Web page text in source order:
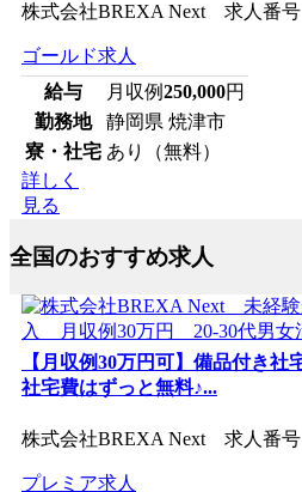
株式会社BREXA Next 求人番号
ゴールド求人
給与
月収例250,000円
勤務地
静岡県 焼津市
寮・社宅 あり（無料）
詳しく
見る
全国のおすすめ求人
【月収例30万円可】備品付き社
社宅費はずっと無料♪...
株式会社BREXA Next 求人番号
プレミア求人